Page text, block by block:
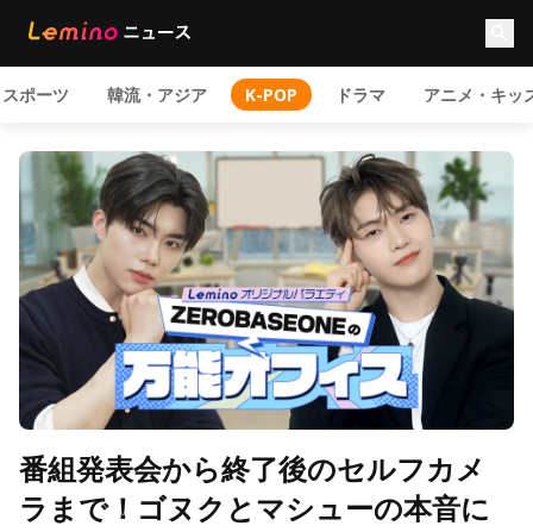
スポーツ 韓流・アジア K-POP ドラマ アニメ・キッ
番組発表会から終了後のセルフカメ
ラまで！ゴヌクとマシューの本音に